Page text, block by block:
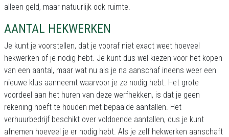
alleen geld, maar natuurlijk ook ruimte.
AANTAL HEKWERKEN
Je kunt je voorstellen, dat je vooraf niet exact weet hoeveel
hekwerken of je nodig hebt. Je kunt dus wel kiezen voor het kopen
van een aantal, maar wat nu als je na aanschaf ineens weer een
nieuwe klus aanneemt waarvoor je ze nodig hebt. Het grote
voordeel aan het huren van deze werfhekken, is dat je geen
rekening hoeft te houden met bepaalde aantallen. Het
verhuurbedrijf beschikt over voldoende aantallen, dus je kunt
afnemen hoeveel je er nodig hebt. Als je zelf hekwerken aanschaft